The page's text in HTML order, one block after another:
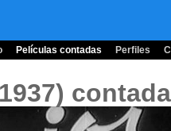
Películas contadas Perfiles